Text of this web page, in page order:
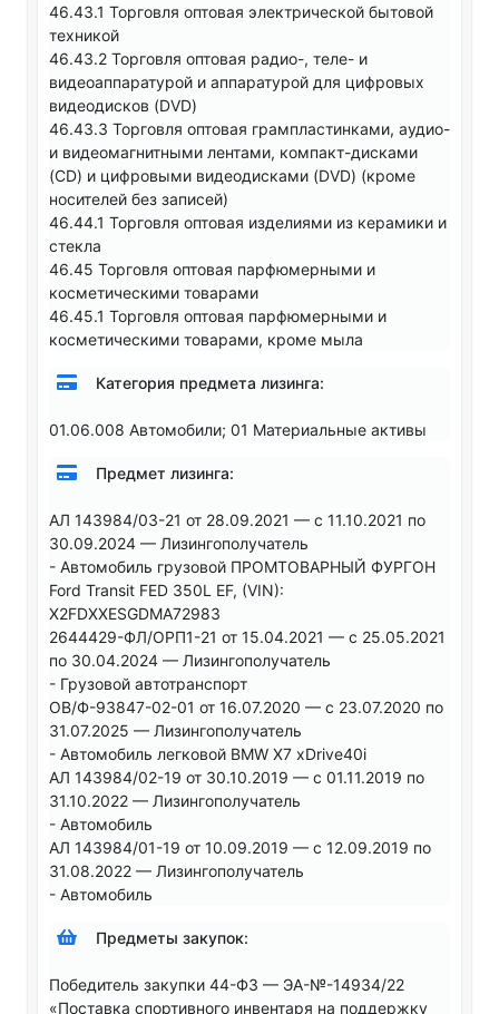
46.43.1 Торговля оптовая электрической бытовой
техникой
46.43.2 Торговля оптовая радио-, теле- и
видеоаппаратурой и аппаратурой для цифровых
видеодисков (DVD)
46.43.3 Торговля оптовая грампластинками, аудио-
и видеомагнитными лентами, компакт-дисками
(CD) и цифровыми видеодисками (DVD) (кроме
носителей без записей)
46.44.1 Торговля оптовая изделиями из керамики и
стекла
46.45 Торговля оптовая парфюмерными и
косметическими товарами
46.45.1 Торговля оптовая парфюмерными и
косметическими товарами, кроме мыла
Категория предмета лизинга:
01.06.008 Автомобили; 01 Материальные активы
Предмет лизинга:
АЛ 143984/03-21 от 28.09.2021 — с 11.10.2021 по
30.09.2024 — Лизингополучатель
- Автомобиль грузовой ПРОМТОВАРНЫЙ ФУРГОН
Ford Transit FED 350L EF, (VIN):
X2FDXXESGDMA72983
2644429-ФЛ/ОРП1-21 от 15.04.2021 — с 25.05.2021
по 30.04.2024 — Лизингополучатель
- Грузовой автотранспорт
ОВ/Ф-93847-02-01 от 16.07.2020 — с 23.07.2020 по
31.07.2025 — Лизингополучатель
- Автомобиль легковой BMW X7 xDrive40i
АЛ 143984/02-19 от 30.10.2019 — с 01.11.2019 по
31.10.2022 — Лизингополучатель
- Автомобиль
АЛ 143984/01-19 от 10.09.2019 — с 12.09.2019 по
31.08.2022 — Лизингополучатель
- Автомобиль
Предметы закупок:
Победитель закупки 44-ФЗ — ЭА-№-14934/22
«Поставка спортивного инвентаря на поддержку